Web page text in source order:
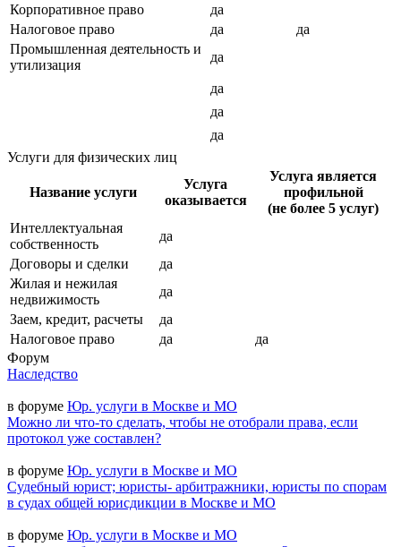
Корпоративное право
да
Налоговое право
да
да
Промышленная деятельность и
утилизация
да
да
да
да
Услуги для физических лиц
Название услуги
Услуга
оказывается
Услуга является
профильной
(не более 5 услуг)
Интеллектуальная
собственность
да
Договоры и сделки
да
Жилая и нежилая
недвижимость
да
Заем, кредит, расчеты
да
Налоговое право
да
да
Форум
Наследство
в форуме Юр. услуги в Москве и МО
Можно ли что-то сделать, чтобы не отобрали права, если
протокол уже составлен?
в форуме Юр. услуги в Москве и МО
Судебный юрист; юристы- арбитражники, юристы по спорам
в судах общей юрисдикции в Москве и МО
в форуме Юр. услуги в Москве и МО